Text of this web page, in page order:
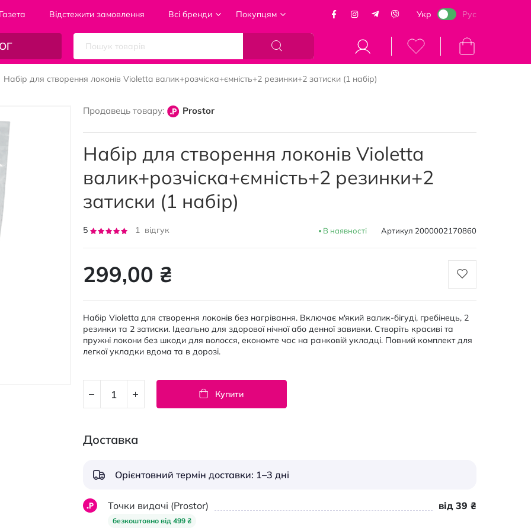
Газета Відстежити замовлення Всі бренди Покупцям Укр Рус
Кошик
Набір для створення локонів Violetta валик+розчіска+ємність+2 резинки+2 затиски (1 набір)
Продавець товару: Prostor
Набір для створення локонів Violetta
валик+розчіска+ємність+2 резинки+2
затиски (1 набір)
Рейтинг:
5
1 відгук В наявності Артикул 2000002170860
299,00 ₴
Набір Violetta для створення локонів без нагрівання. Включає м'який валик-бігуді, гребінець, 2
резинки та 2 затиски. Ідеально для здорової нічної або денної завивки. Створіть красиві та
пружні локони без шкоди для волосся, економте час на ранковій укладці. Повний комплект для
легкої укладки вдома та в дорозі.
Купити
Доставка
Орієнтовний термін доставки: 1–3 дні
Точки видачі (Prostor)
безкоштовно від 499 ₴
від 39 ₴